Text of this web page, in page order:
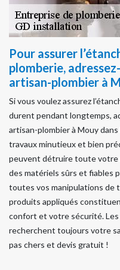
Pour assurer
plomberie,
artisan-plombier à
Si vous voulez assurez
durent pendant longtemps,
artisan-plombier à Mouy
travaux minutieux et bien
peuvent détruire toute votre
des matériels sûrs et fiables
toutes vos manipulations de
produits appliqués
confort et votre sécurité.
recherchent toujours votre
pas chers et devis gratuit !